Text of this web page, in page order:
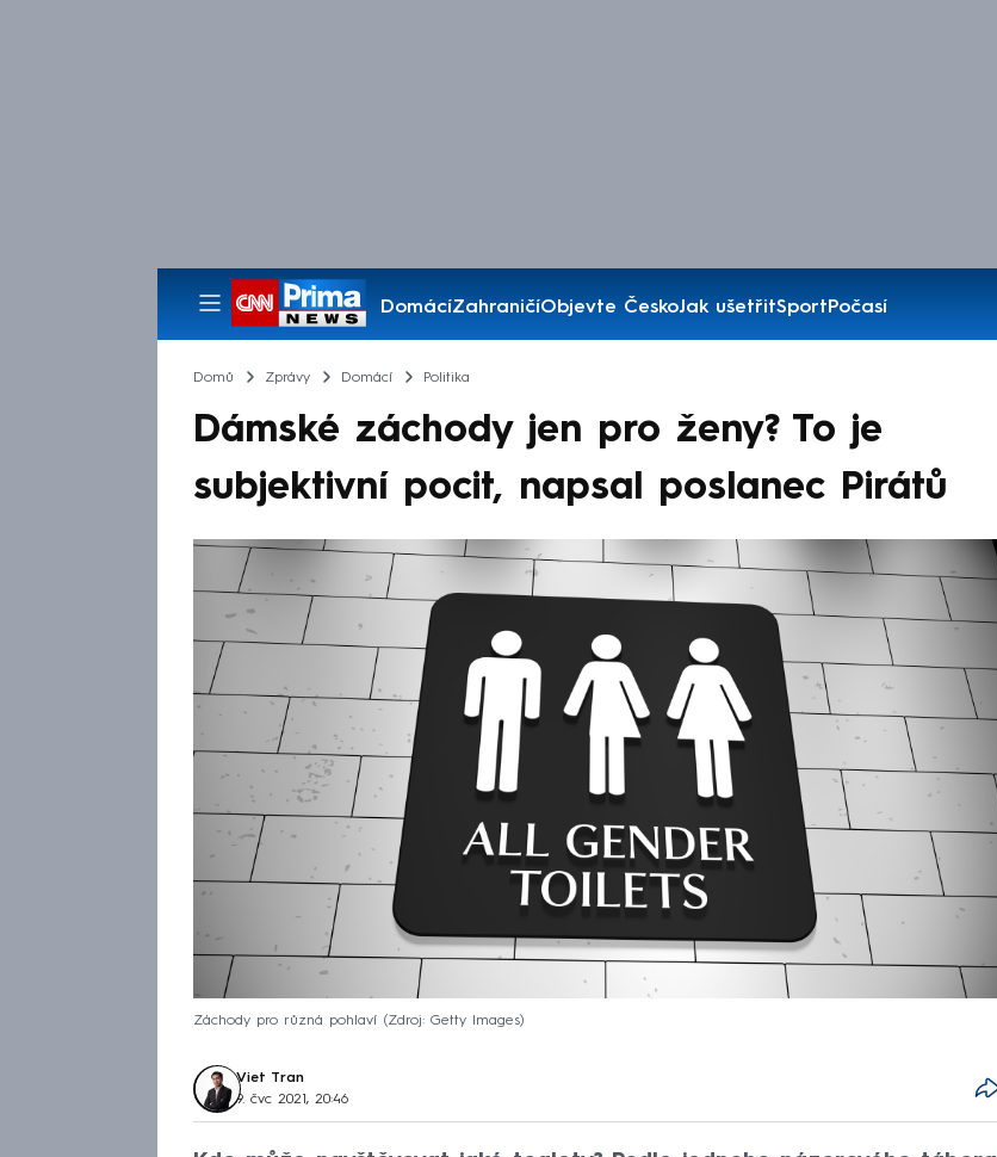
DomácíZahraničíObjevte ČeskoJak ušetřitSportPočasí
Pořady
Domů Zprávy Domácí Politika
Dámské záchody jen pro ženy? To je
subjektivní pocit, napsal poslanec Pirátů
Záchody pro různá pohlaví Zdroj: Getty Images
Viet Tran
9. čvc 2021, 20:46